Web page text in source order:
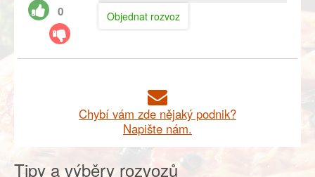
0 Objednat rozvoz
Chybí vám zde nějaký podnik?
Napište nám.
Tipy a výběry rozvozů